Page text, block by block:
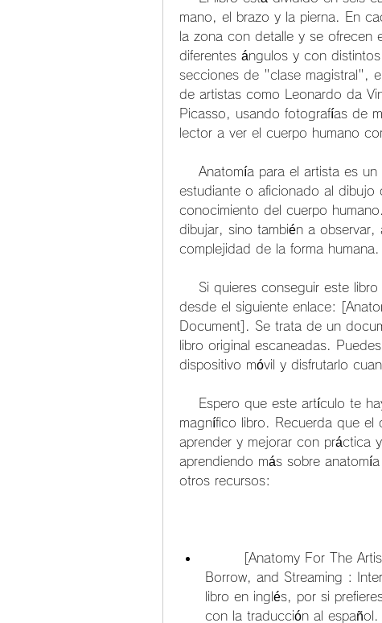
mano, el brazo y la pierna. En
la zona con detalle y se ofrecen
diferentes ángulos y con
secciones de "clase magistral",
de artistas como Leonardo da
Picasso, usando fotografías de
lector a ver el cuerpo humano
estudiante o aficionado al dibujo
conocimiento del cuerpo
dibujar, sino también a
complejidad de la forma humana.
desde el siguiente enlace:
Document]. Se trata de un
libro original escaneadas.
dispositivo móvil y disfrutarlo
magnífico libro. Recuerda que
aprender y mejorar con práctica
aprendiendo más sobre
otros recursos:
Borrow, and Streaming :
libro en inglés, por si
con la traducción al español.